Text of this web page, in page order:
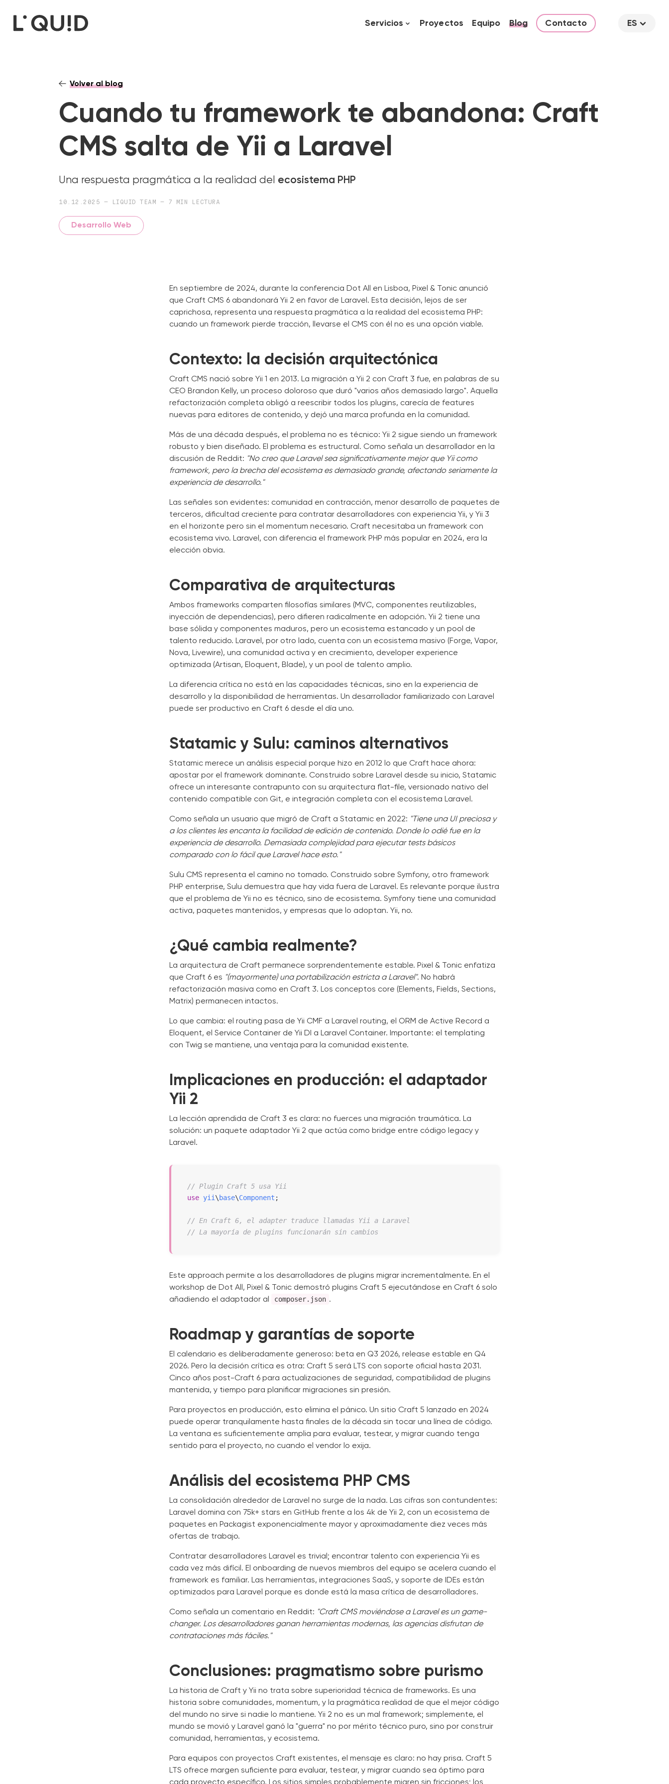
Servicios Proyectos Equipo Blog Contacto ES
Volver al blog
Cuando tu framework te abandona: Craft
CMS salta de Yii a Laravel
Una respuesta pragmática a la realidad del ecosistema PHP
10.12.2025 — LIQUID TEAM — 7 MIN LECTURA
Desarrollo Web
En septiembre de 2024, durante la conferencia Dot All en Lisboa, Pixel & Tonic anunció
que Craft CMS 6 abandonará Yii 2 en favor de Laravel. Esta decisión, lejos de ser
caprichosa, representa una respuesta pragmática a la realidad del ecosistema PHP:
cuando un framework pierde tracción, llevarse el CMS con él no es una opción viable.
Contexto: la decisión arquitectónica
Craft CMS nació sobre Yii 1 en 2013. La migración a Yii 2 con Craft 3 fue, en palabras de su
CEO Brandon Kelly, un proceso doloroso que duró "varios años demasiado largo". Aquella
refactorización completa obligó a reescribir todos los plugins, carecía de features
nuevas para editores de contenido, y dejó una marca profunda en la comunidad.
Más de una década después, el problema no es técnico: Yii 2 sigue siendo un framework
robusto y bien diseñado. El problema es estructural. Como señala un desarrollador en la
discusión de Reddit: "No creo que Laravel sea significativamente mejor que Yii como
framework, pero la brecha del ecosistema es demasiado grande, afectando seriamente la
experiencia de desarrollo."
Las señales son evidentes: comunidad en contracción, menor desarrollo de paquetes de
terceros, dificultad creciente para contratar desarrolladores con experiencia Yii, y Yii 3
en el horizonte pero sin el momentum necesario. Craft necesitaba un framework con
ecosistema vivo. Laravel, con diferencia el framework PHP más popular en 2024, era la
elección obvia.
Comparativa de arquitecturas
Ambos frameworks comparten filosofías similares (MVC, componentes reutilizables,
inyección de dependencias), pero difieren radicalmente en adopción. Yii 2 tiene una
base sólida y componentes maduros, pero un ecosistema estancado y un pool de
talento reducido. Laravel, por otro lado, cuenta con un ecosistema masivo (Forge, Vapor,
Nova, Livewire), una comunidad activa y en crecimiento, developer experience
optimizada (Artisan, Eloquent, Blade), y un pool de talento amplio.
La diferencia crítica no está en las capacidades técnicas, sino en la experiencia de
desarrollo y la disponibilidad de herramientas. Un desarrollador familiarizado con Laravel
puede ser productivo en Craft 6 desde el día uno.
Statamic y Sulu: caminos alternativos
Statamic merece un análisis especial porque hizo en 2012 lo que Craft hace ahora:
apostar por el framework dominante. Construido sobre Laravel desde su inicio, Statamic
ofrece un interesante contrapunto con su arquitectura flat-file, versionado nativo del
contenido compatible con Git, e integración completa con el ecosistema Laravel.
Como señala un usuario que migró de Craft a Statamic en 2022: "Tiene una UI preciosa y
a los clientes les encanta la facilidad de edición de contenido. Donde lo odié fue en la
experiencia de desarrollo. Demasiada complejidad para ejecutar tests básicos
comparado con lo fácil que Laravel hace esto."
Sulu CMS representa el camino no tomado. Construido sobre Symfony, otro framework
PHP enterprise, Sulu demuestra que hay vida fuera de Laravel. Es relevante porque ilustra
que el problema de Yii no es técnico, sino de ecosistema. Symfony tiene una comunidad
activa, paquetes mantenidos, y empresas que lo adoptan. Yii, no.
¿Qué cambia realmente?
La arquitectura de Craft permanece sorprendentemente estable. Pixel & Tonic enfatiza
que Craft 6 es "(mayormente) una portabilización estricta a Laravel". No habrá
refactorización masiva como en Craft 3. Los conceptos core (Elements, Fields, Sections,
Matrix) permanecen intactos.
Lo que cambia: el routing pasa de Yii CMF a Laravel routing, el ORM de Active Record a
Eloquent, el Service Container de Yii DI a Laravel Container. Importante: el templating
con Twig se mantiene, una ventaja para la comunidad existente.
Implicaciones en producción: el adaptador
Yii 2
La lección aprendida de Craft 3 es clara: no fuerces una migración traumática. La
solución: un paquete adaptador Yii 2 que actúa como bridge entre código legacy y
Laravel.
// Plugin Craft 5 usa Yii
use yii \ base\Component ;
// En Craft 6, el adapter traduce llamadas Yii a Laravel
// La mayoría de plugins funcionarán sin cambios
Este approach permite a los desarrolladores de plugins migrar incrementalmente. En el
workshop de Dot All, Pixel & Tonic demostró plugins Craft 5 ejecutándose en Craft 6 solo
añadiendo el adaptador al
composer.json .
Roadmap y garantías de soporte
El calendario es deliberadamente generoso: beta en Q3 2026, release estable en Q4
2026. Pero la decisión crítica es otra: Craft 5 será LTS con soporte oficial hasta 2031.
Cinco años post-Craft 6 para actualizaciones de seguridad, compatibilidad de plugins
mantenida, y tiempo para planificar migraciones sin presión.
Para proyectos en producción, esto elimina el pánico. Un sitio Craft 5 lanzado en 2024
puede operar tranquilamente hasta finales de la década sin tocar una línea de código.
La ventana es suficientemente amplia para evaluar, testear, y migrar cuando tenga
sentido para el proyecto, no cuando el vendor lo exija.
Análisis del ecosistema PHP CMS
La consolidación alrededor de Laravel no surge de la nada. Las cifras son contundentes:
Laravel domina con 75k+ stars en GitHub frente a los 4k de Yii 2, con un ecosistema de
paquetes en Packagist exponencialmente mayor y aproximadamente diez veces más
ofertas de trabajo.
Contratar desarrolladores Laravel es trivial; encontrar talento con experiencia Yii es
cada vez más difícil. El onboarding de nuevos miembros del equipo se acelera cuando el
framework es familiar. Las herramientas, integraciones SaaS, y soporte de IDEs están
optimizados para Laravel porque es donde está la masa crítica de desarrolladores.
Como señala un comentario en Reddit: "Craft CMS moviéndose a Laravel es un game-
changer. Los desarrolladores ganan herramientas modernas, las agencias disfrutan de
contrataciones más fáciles."
Conclusiones: pragmatismo sobre purismo
La historia de Craft y Yii no trata sobre superioridad técnica de frameworks. Es una
historia sobre comunidades, momentum, y la pragmática realidad de que el mejor código
del mundo no sirve si nadie lo mantiene. Yii 2 no es un mal framework; simplemente, el
mundo se movió y Laravel ganó la "guerra" no por mérito técnico puro, sino por construir
comunidad, herramientas, y ecosistema.
Para equipos con proyectos Craft existentes, el mensaje es claro: no hay prisa. Craft 5
LTS ofrece margen suficiente para evaluar, testear, y migrar cuando sea óptimo para